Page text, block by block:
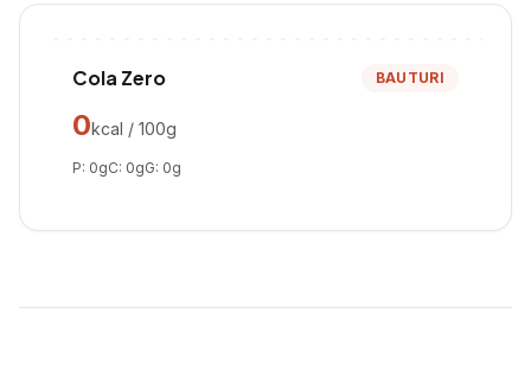
Cola Zero BAUTURI
0kcal / 100g
P: 0gC: 0gG: 0g